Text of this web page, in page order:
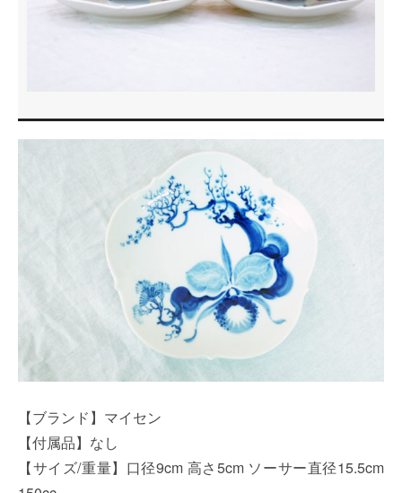
【ブランド】マイセン
【付属品】なし
【サイズ/重量】口径9cm 高さ5cm ソーサー直径15.5cm